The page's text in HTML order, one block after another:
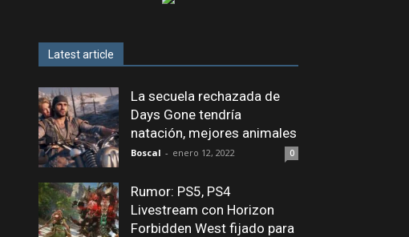
Latest article
La secuela rechazada de
Days Gone tendría
natación, mejores animales
Boscal - enero 12, 2022 0
Rumor: PS5, PS4
Livestream con Horizon
Forbidden West fijado para